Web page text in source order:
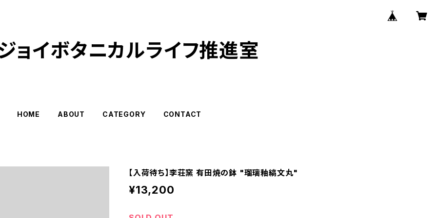
ョイボタニカルライフ推進室
HOME ABOUT CATEGORY CONTACT
【入荷待ち】李荘窯 有田焼の鉢 "瑠璃釉縞文丸"
¥13,200